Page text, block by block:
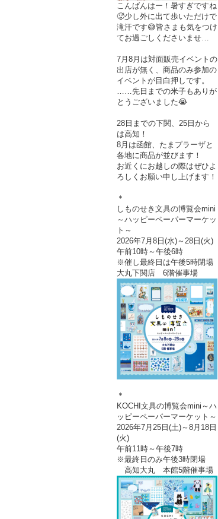
こんばんはー！暑すぎですね
🥵少し外に出て歩いただけで
滝汗です😅皆さまも気をつけ
てお過ごしくださいませ…
7月8月は対面販売イベントの
出店が無く、商品のみ参加の
イベントが目白押しです。
……先日までの米子もありが
とうございました😭
28日までの下関、25日から
は高知！
8月は函館、たまプラーザと
各地に商品が並びます！
お近くにお越しの際はぜひよ
ろしくお願い申し上げます！
＊
しものせき文具の博覧会mini
～ハッピーペーパーマーケッ
ト～
2026年7月8日(水)～28日(火)
午前10時～午後6時
※催し最終日は午後5時閉場
大丸下関店 6階催事場
＊
KOCHI文具の博覧会mini～ハ
ッピーペーパーマーケット～
2026年7月25日(土)～8月18日
(火)
午前11時～午後7時
※最終日のみ午後3時閉場
高知大丸 本館5階催事場